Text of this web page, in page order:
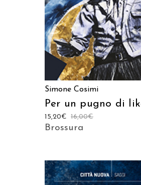
Simone Cosimi
Per un pugno di
16,00€
15,20€
Brossura